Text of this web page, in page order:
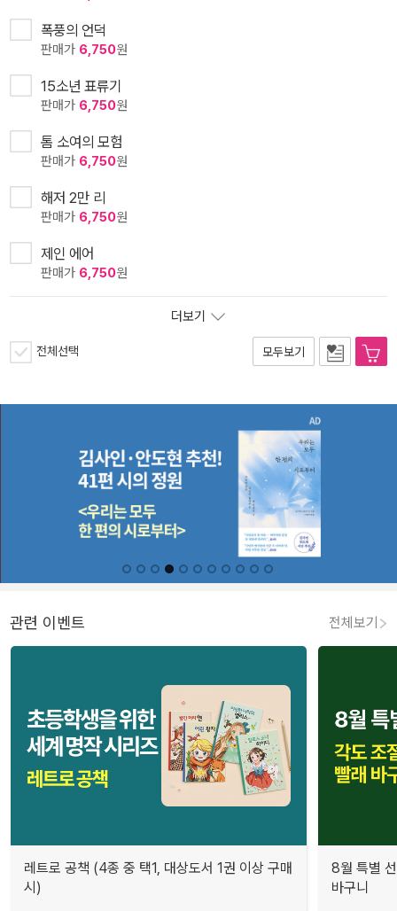
폭풍의 언덕
판매가 6,750원
15소년 표류기
판매가 6,750원
톰 소여의 모험
판매가 6,750원
해저 2만 리
판매가 6,750원
제인 에어
판매가 6,750원
더보기
전체선택 모두보기
관련 이벤트 전체보기
레트로 공책 (4종 중 택1, 대상도서 1권 이상 구매
시)
8월 특별
바구니